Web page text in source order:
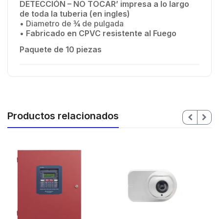
DETECCIÓN – NO TOCAR’ impresa a lo largo
de toda la tuberia (en ingles)
• Diametro de ¾ de pulgada
• Fabricado en CPVC resistente al Fuego
Paquete de 10 piezas
Productos relacionados